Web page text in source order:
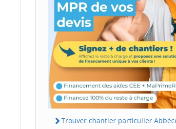
Trouver chantier particulier